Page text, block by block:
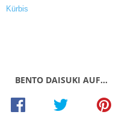
BENTO DAISUKI AUF…